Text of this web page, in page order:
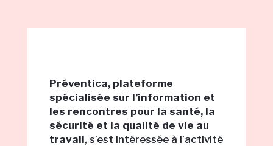
Préventica, plateforme
spécialisée sur l’information et
les rencontres pour la santé, la
sécurité et la qualité de vie au
travail, s’est intéressée à l’activité